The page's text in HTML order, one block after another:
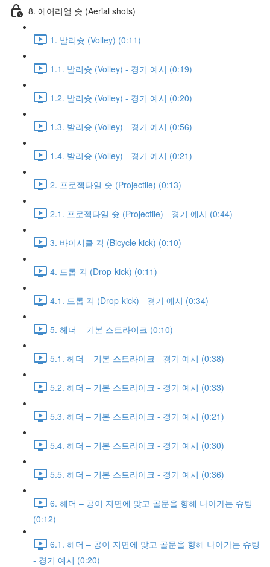
8. 에어리얼 슛 (Aerial shots)
1. 발리슛 (Volley) (0:11)
1.1. 발리슛 (Volley) - 경기 예시 (0:19)
1.2. 발리슛 (Volley) - 경기 예시 (0:20)
1.3. 발리슛 (Volley) - 경기 예시 (0:56)
1.4. 발리슛 (Volley) - 경기 예시 (0:21)
2. 프로젝타일 슛 (Projectile) (0:13)
2.1. 프로젝타일 슛 (Projectile) - 경기 예시 (0:44)
3. 바이시클 킥 (Bicycle kick) (0:10)
4. 드롭 킥 (Drop-kick) (0:11)
4.1. 드롭 킥 (Drop-kick) - 경기 예시 (0:34)
5. 헤더 – 기본 스트라이크 (0:10)
5.1. 헤더 – 기본 스트라이크 - 경기 예시 (0:38)
5.2. 헤더 – 기본 스트라이크 - 경기 예시 (0:33)
5.3. 헤더 – 기본 스트라이크 - 경기 예시 (0:21)
5.4. 헤더 – 기본 스트라이크 - 경기 예시 (0:30)
5.5. 헤더 – 기본 스트라이크 - 경기 예시 (0:36)
6. 헤더 – 공이 지면에 맞고 골문을 향해 나아가는 슈팅
(0:12)
6.1. 헤더 – 공이 지면에 맞고 골문을 향해 나아가는 슈팅
- 경기 예시 (0:20)